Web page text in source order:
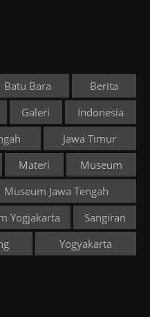
Batu Bara
Berita
Galeri
Indonesia
Jawa Timur
Materi
Museum
Museum Jawa Tengah
Yogjakarta
Sangiran
Yogyakarta